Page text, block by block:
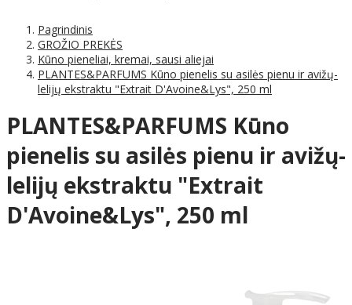
Pagrindinis
GROŽIO PREKĖS
Kūno pieneliai, kremai, sausi aliejai
PLANTES&PARFUMS Kūno pienelis su asilės pienu ir avižų-
lelijų ekstraktu "Extrait D'Avoine&Lys", 250 ml
PLANTES&PARFUMS Kūno
pienelis su asilės pienu ir avižų-
lelijų ekstraktu "Extrait
D'Avoine&Lys", 250 ml